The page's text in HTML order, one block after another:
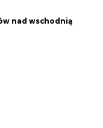
nad wschodnią